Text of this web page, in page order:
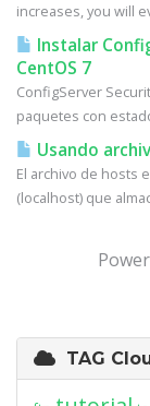
increases, you will
Instalar
CentOS 7
ConfigServer
paquetes con
Usando
El archivo de hosts
(localhost) que
TAG